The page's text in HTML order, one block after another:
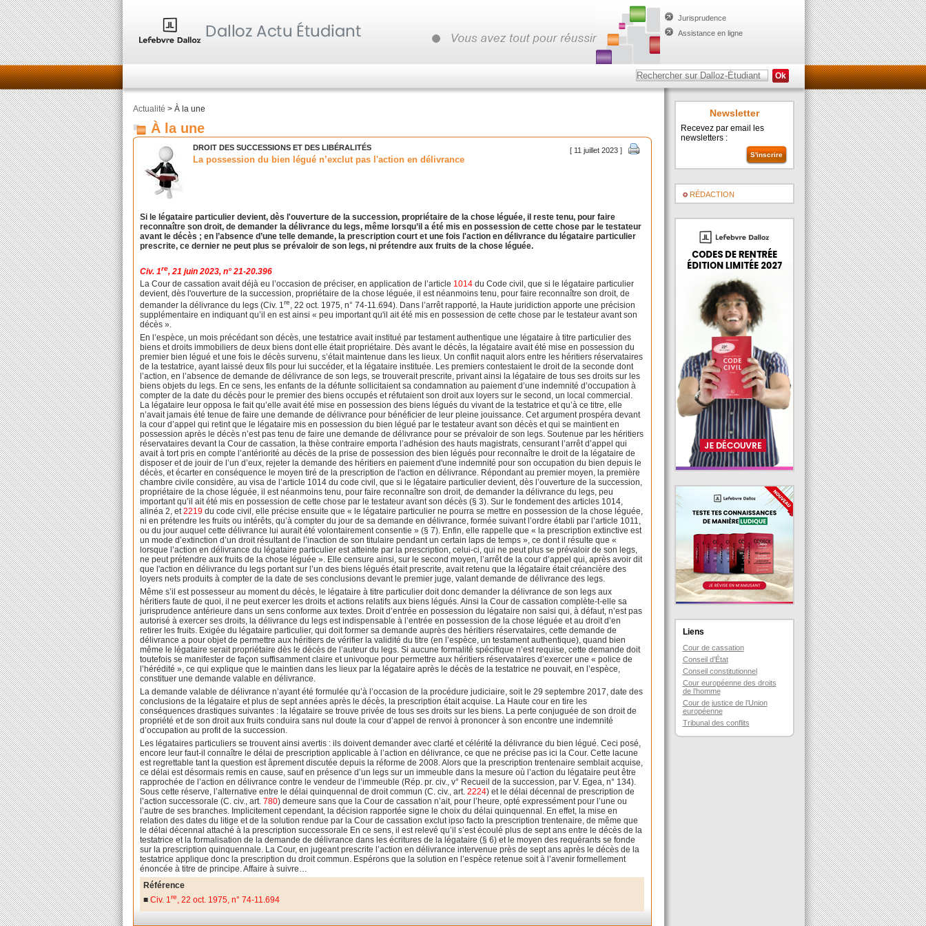
Jurisprudence
Assistance en ligne
Actualité > À la une
À la une
[ 11 juillet 2023 ]
DROIT DES SUCCESSIONS ET DES LIBÉRALITÉS
La possession du bien légué n’exclut pas l'action en délivrance
Si le légataire particulier devient, dès l'ouverture de la succession, propriétaire de la chose léguée, il reste tenu, pour faire
reconnaître son droit, de demander la délivrance du legs, même lorsqu’il a été mis en possession de cette chose par le testateur
avant le décès ; en l’absence d’une telle demande, la prescription court et une fois l'action en délivrance du légataire particulier
prescrite, ce dernier ne peut plus se prévaloir de son legs, ni prétendre aux fruits de la chose léguée.
Civ. 1re, 21 juin 2023, n° 21-20.396
La Cour de cassation avait déjà eu l’occasion de préciser, en application de l’article 1014 du Code civil, que si le légataire particulier
devient, dès l'ouverture de la succession, propriétaire de la chose léguée, il est néanmoins tenu, pour faire reconnaître son droit, de
demander la délivrance du legs (Civ. 1re, 22 oct. 1975, n° 74-11.694). Dans l’arrêt rapporté, la Haute juridiction apporte une précision
supplémentaire en indiquant qu’il en est ainsi « peu important qu'il ait été mis en possession de cette chose par le testateur avant son
décès ».
En l’espèce, un mois précédant son décès, une testatrice avait institué par testament authentique une légataire à titre particulier des
biens et droits immobiliers de deux biens dont elle était propriétaire. Dès avant le décès, la légataire avait été mise en possession du
premier bien légué et une fois le décès survenu, s’était maintenue dans les lieux. Un conflit naquit alors entre les héritiers réservataires
de la testatrice, ayant laissé deux fils pour lui succéder, et la légataire instituée. Les premiers contestaient le droit de la seconde dont
l’action, en l’absence de demande de délivrance de son legs, se trouverait prescrite, privant ainsi la légataire de tous ses droits sur les
biens objets du legs. En ce sens, les enfants de la défunte sollicitaient sa condamnation au paiement d’une indemnité d’occupation à
compter de la date du décès pour le premier des biens occupés et réfutaient son droit aux loyers sur le second, un local commercial.
La légataire leur opposa le fait qu’elle avait été mise en possession des biens légués du vivant de la testatrice et qu’à ce titre, elle
n’avait jamais été tenue de faire une demande de délivrance pour bénéficier de leur pleine jouissance. Cet argument prospéra devant
la cour d’appel qui retint que le légataire mis en possession du bien légué par le testateur avant son décès et qui se maintient en
possession après le décès n’est pas tenu de faire une demande de délivrance pour se prévaloir de son legs. Soutenue par les héritiers
réservataires devant la Cour de cassation, la thèse contraire emporta l’adhésion des hauts magistrats, censurant l’arrêt d’appel qui
avait à tort pris en compte l’antériorité au décès de la prise de possession des bien légués pour reconnaître le droit de la légataire de
disposer et de jouir de l’un d’eux, rejeter la demande des héritiers en paiement d'une indemnité pour son occupation du bien depuis le
décès, et écarter en conséquence le moyen tiré de la prescription de l'action en délivrance. Répondant au premier moyen, la première
chambre civile considère, au visa de l’article 1014 du code civil, que si le légataire particulier devient, dès l’ouverture de la succession,
propriétaire de la chose léguée, il est néanmoins tenu, pour faire reconnaître son droit, de demander la délivrance du legs, peu
important qu’il ait été mis en possession de cette chose par le testateur avant son décès (§ 3). Sur le fondement des articles 1014,
alinéa 2, et2219 du code civil, elle précise ensuite que « le légataire particulier ne pourra se mettre en possession de la chose léguée,
ni en prétendre les fruits ou intérêts, qu’à compter du jour de sa demande en délivrance, formée suivant l’ordre établi par l’article 1011,
ou du jour auquel cette délivrance lui aurait été volontairement consentie » (§ 7). Enfin, elle rappelle que « la prescription extinctive est
un mode d’extinction d’un droit résultant de l’inaction de son titulaire pendant un certain laps de temps », ce dont il résulte que «
lorsque l’action en délivrance du légataire particulier est atteinte par la prescription, celui-ci, qui ne peut plus se prévaloir de son legs,
ne peut prétendre aux fruits de la chose léguée ». Elle censure ainsi, sur le second moyen, l’arrêt de la cour d’appel qui, après avoir dit
que l'action en délivrance du legs portant sur l’un des biens légués était prescrite, avait retenu que la légataire était créancière des
loyers nets produits à compter de la date de ses conclusions devant le premier juge, valant demande de délivrance des legs.
Même s’il est possesseur au moment du décès, le légataire à titre particulier doit donc demander la délivrance de son legs aux
héritiers faute de quoi, il ne peut exercer les droits et actions relatifs aux biens légués. Ainsi la Cour de cassation complète-t-elle sa
jurisprudence antérieure dans un sens conforme aux textes. Droit d’entrée en possession du légataire non saisi qui, à défaut, n’est pas
autorisé à exercer ses droits, la délivrance du legs est indispensable à l’entrée en possession de la chose léguée et au droit d’en
retirer les fruits. Exigée du légataire particulier, qui doit former sa demande auprès des héritiers réservataires, cette demande de
délivrance a pour objet de permettre aux héritiers de vérifier la validité du titre (en l’espèce, un testament authentique), quand bien
même le légataire serait propriétaire dès le décès de l’auteur du legs. Si aucune formalité spécifique n’est requise, cette demande doit
toutefois se manifester de façon suffisamment claire et univoque pour permettre aux héritiers réservataires d’exercer une « police de
l’hérédité », ce qui explique que le maintien dans les lieux par la légataire après le décès de la testatrice ne pouvait, en l’espèce,
constituer une demande valable en délivrance.
La demande valable de délivrance n’ayant été formulée qu’à l’occasion de la procédure judiciaire, soit le 29 septembre 2017, date des
conclusions de la légataire et plus de sept années après le décès, la prescription était acquise. La Haute cour en tire les
conséquences drastiques suivantes : la légataire se trouve privée de tous ses droits sur les biens. La perte conjuguée de son droit de
propriété et de son droit aux fruits conduira sans nul doute la cour d’appel de renvoi à prononcer à son encontre une indemnité
d’occupation au profit de la succession.
Les légataires particuliers se trouvent ainsi avertis : ils doivent demander avec clarté et célérité la délivrance du bien légué. Ceci posé,
encore leur faut-il connaître le délai de prescription applicable à l’action en délivrance, ce que ne précise pas ici la Cour. Cette lacune
est regrettable tant la question est âprement discutée depuis la réforme de 2008. Alors que la prescription trentenaire semblait acquise,
ce délai est désormais remis en cause, sauf en présence d’un legs sur un immeuble dans la mesure où l’action du légataire peut être
rapprochée de l’action en délivrance contre le vendeur de l’immeuble (Rép. pr. civ., v° Recueil de la succession, par V. Egea, n° 134).
Sous cette réserve, l’alternative entre le délai quinquennal de droit commun (C. civ., art.2224) et le délai décennal de prescription de
l’action successorale (C. civ., art.780) demeure sans que la Cour de cassation n’ait, pour l’heure, opté expressément pour l’une ou
l’autre de ses branches. Implicitement cependant, la décision rapportée signe le choix du délai quinquennal. En effet, la mise en
relation des dates du litige et de la solution rendue par la Cour de cassation exclut ipso facto la prescription trentenaire, de même que
le délai décennal attaché à la prescription successorale En ce sens, il est relevé qu’il s’est écoulé plus de sept ans entre le décès de la
testatrice et la formalisation de la demande de délivrance dans les écritures de la légataire (§ 6) et le moyen des requérants se fonde
sur la prescription quinquennale. La Cour, en jugeant prescrite l’action en délivrance intervenue près de sept ans après le décès de la
testatrice applique donc la prescription du droit commun. Espérons que la solution en l’espèce retenue soit à l’avenir formellement
énoncée à titre de principe. Affaire à suivre…
Référence
■Civ. 1re, 22 oct. 1975, n° 74-11.694
Newsletter
Recevez par email les
newsletters :
RÉDACTION
Liens
Cour de cassation
Conseil d’État
Conseil constitutionnel
Cour européenne des droits
de l’homme
Cour de justice de l’Union
européenne
Tribunal des conflits